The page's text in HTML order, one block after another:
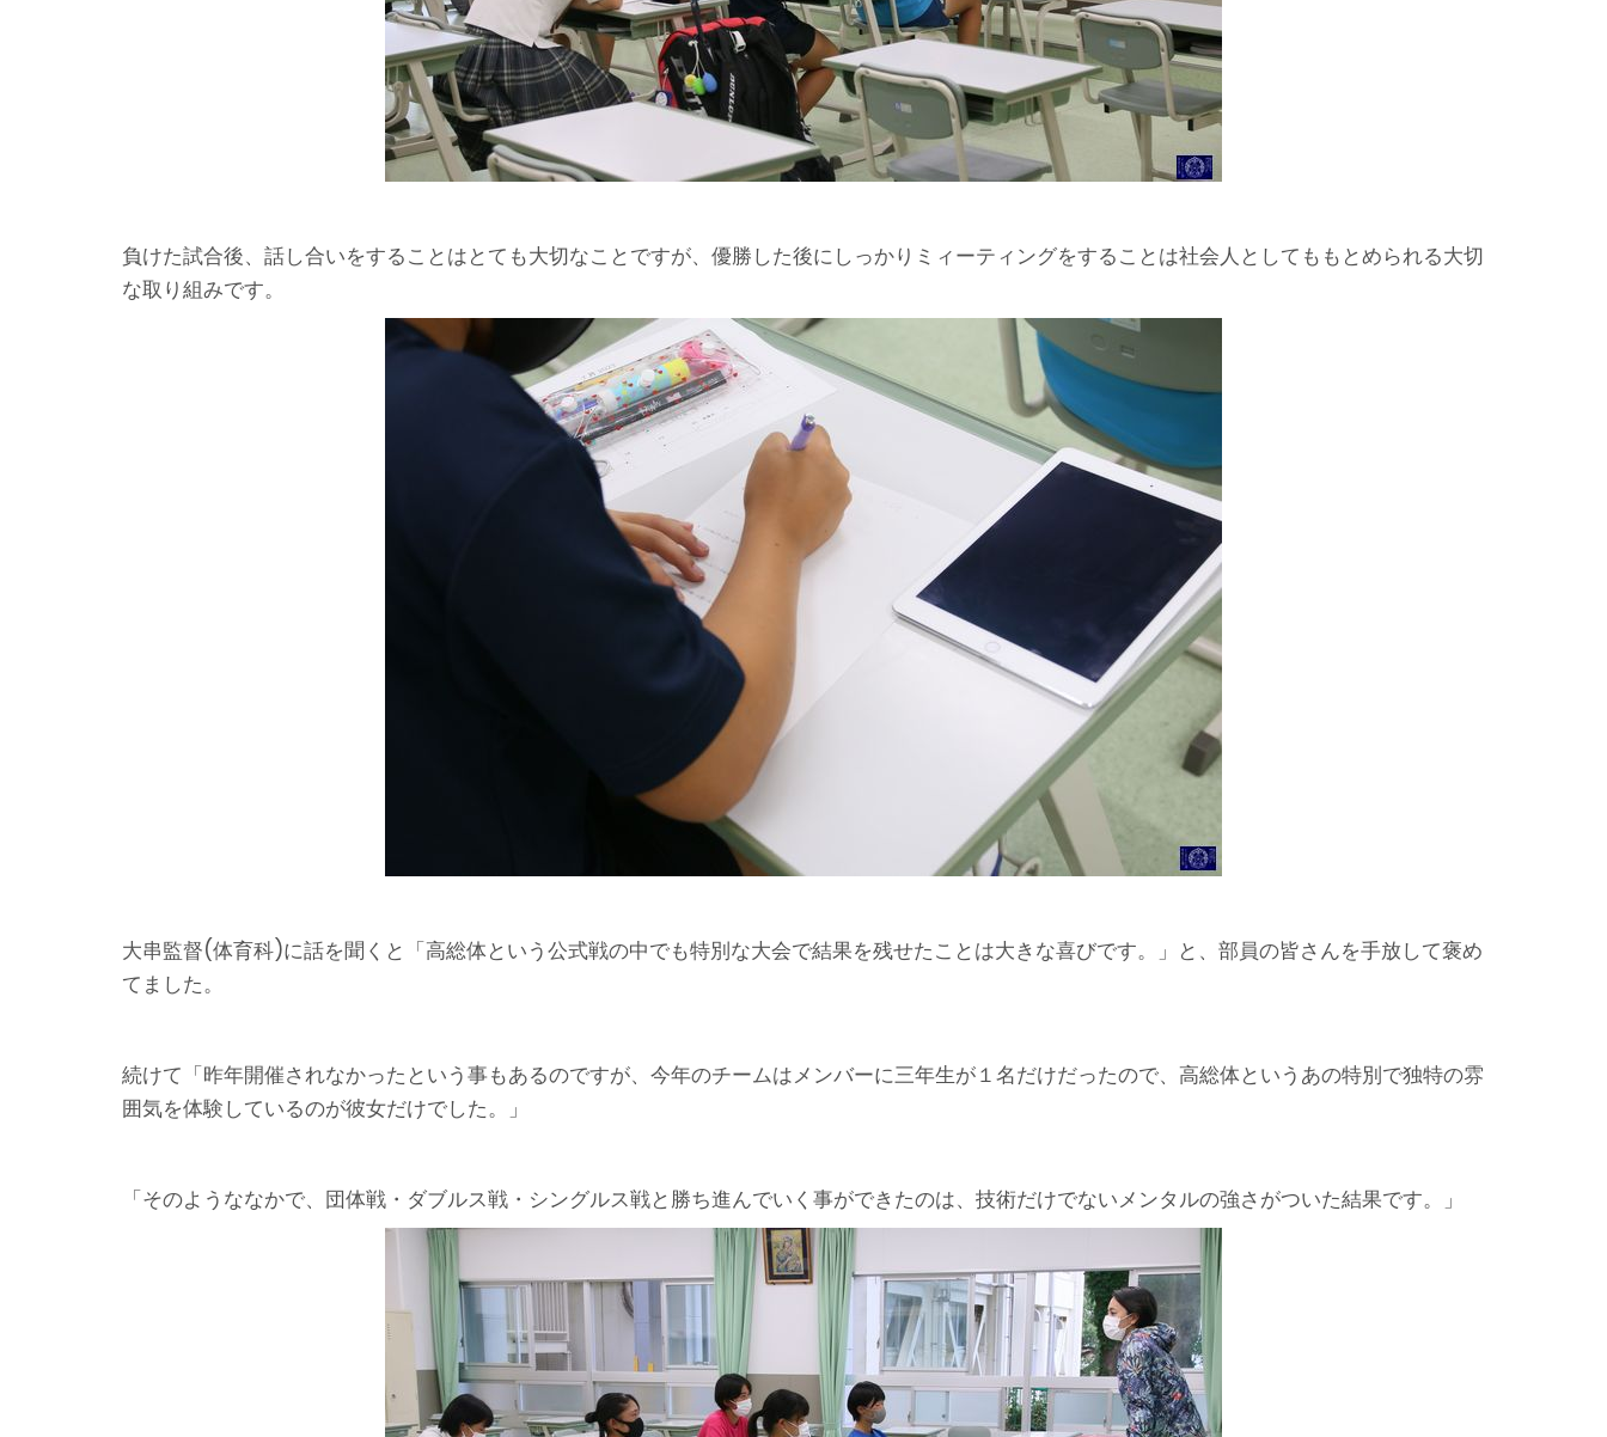
負けた試合後、話し合いをすることはとても大切なことですが、優勝した後にしっかりミィーティングをすることは社会人としてももとめられる大切
な取り組みです。
大串監督(体育科)に話を聞くと「高総体という公式戦の中でも特別な大会で結果を残せたことは大きな喜びです。」と、部員の皆さんを手放して褒め
てました。
続けて「昨年開催されなかったという事もあるのですが、今年のチームはメンバーに三年生が１名だけだったので、高総体というあの特別で独特の雰
囲気を体験しているのが彼女だけでした。」
「そのようななかで、団体戦・ダブルス戦・シングルス戦と勝ち進んでいく事ができたのは、技術だけでないメンタルの強さがついた結果です。」